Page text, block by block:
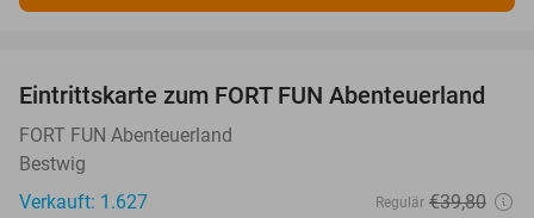
32%
Eintrittskarte zum FORT FUN Abenteuerland
FORT FUN Abenteuerland
Bestwig
Verkauft: 1.627
Regulär €39,80